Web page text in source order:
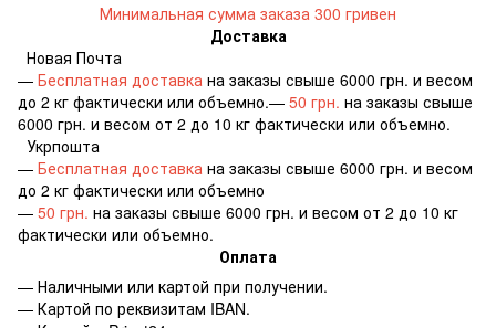
Минимальная сумма заказа 300 гривен
Доставка
Новая Почта
— Бесплатная доставка на заказы свыше 6000 грн. и весом
до 2 кг фактически или объемно.— 50 грн. на заказы свыше
6000 грн. и весом от 2 до 10 кг фактически или объемно.
Укрпошта
— Бесплатная доставка на заказы свыше 6000 грн. и весом
до 2 кг фактически или объемно
— 50 грн. на заказы свыше 6000 грн. и весом от 2 до 10 кг
фактически или объемно.
Оплата
— Наличными или картой при получении.
— Картой по реквизитам IBAN.